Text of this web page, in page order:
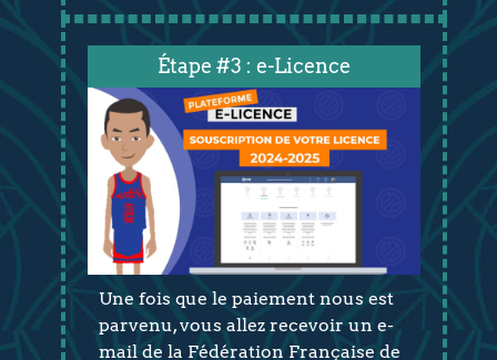
Étape #3 : e-Licence
Une fois que le paiement nous est
parvenu, vous allez recevoir un e-
mail de la Fédération Française de